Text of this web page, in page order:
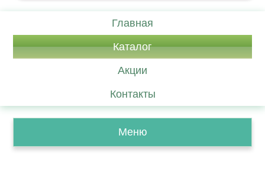
Главная
Каталог
Акции
Контакты
Меню